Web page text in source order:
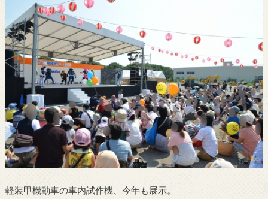
軽装甲機動車の車内試作機、今年も展示。